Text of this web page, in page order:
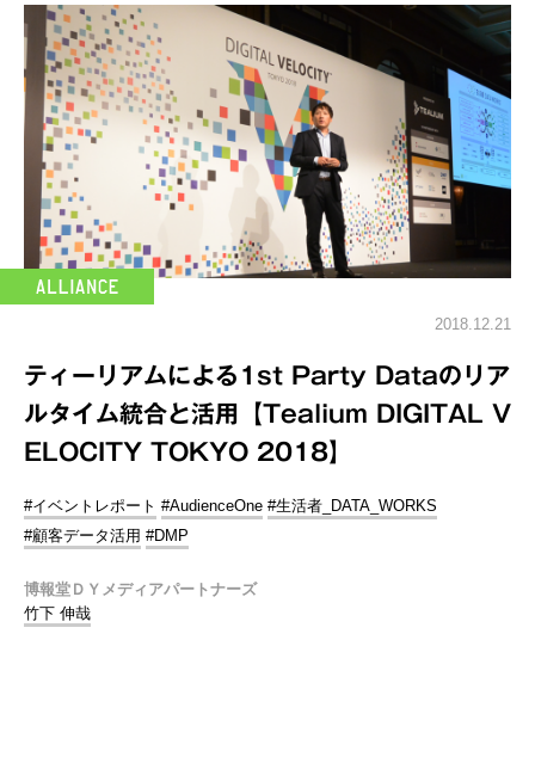
2018.12.21
ティーリアムによる1st Party Dataのリア
ルタイム統合と活用【Tealium DIGITAL V
ELOCITY TOKYO 2018】
#イベントレポート #AudienceOne #生活者_DATA_WORKS
#顧客データ活用 #DMP
博報堂ＤＹメディアパートナーズ
竹下 伸哉